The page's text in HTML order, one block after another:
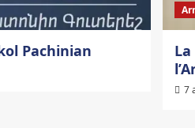
Pachinian
7